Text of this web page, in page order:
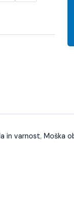
in varnost, Moška